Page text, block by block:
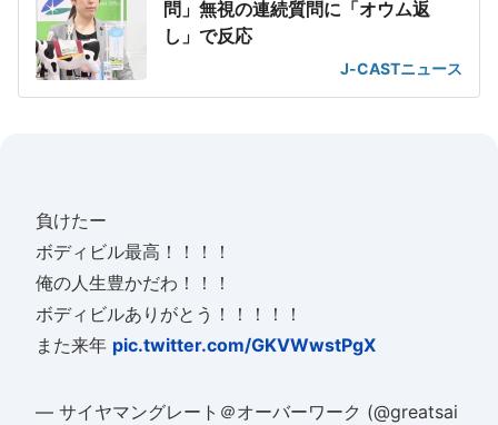
問」無視の連続質問に「オウム返
し」で反応
J-CASTニュース
負けたー
ボディビル最高！！！！
俺の人生豊かだわ！！！
ボディビルありがとう！！！！！
また来年 pic.twitter.com/GKVWwstPgX
— サイヤマングレート＠オーバーワーク (@greatsai